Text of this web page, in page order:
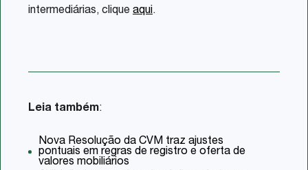
intermediárias, clique aqui.
Leia também:
Nova Resolução da CVM traz ajustes
pontuais em regras de registro e oferta de
valores mobiliários